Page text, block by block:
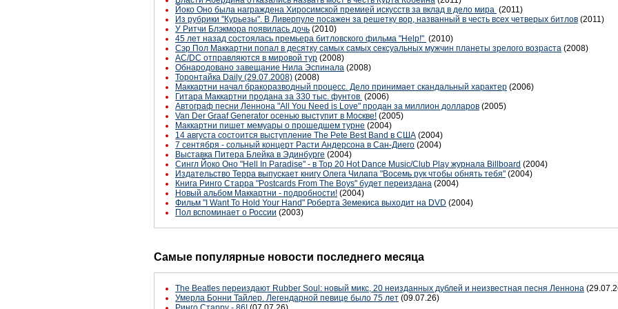
Йоко Оно была награждена Хиросимской премией искусств за вклад в дело мира (2011)
Из рубрики "Курьезы". В Ливерпуле посажен за решетку вор, названный в честь всех четверых битлов (2011)
У Ритчи Блэкмора появилась дочь (2010)
45 лет назад состоялась премьера битловского фильма "Help!" (2010)
Сэр Пол Маккартни попал в десятку самых самых сексуальных мужчин планеты зрелого возраста (2008)
AC/DC отправляются в мировой тур (2008)
Обнародовано завещание Нила Эспинала (2008)
Торонтайка Daily (29.07.2008) (2008)
Маккартни начал бракоразводный процесс. Дело принимает скандальный характер (2006)
Гитара Маккартни продана за 330 тыс. фунтов (2006)
Автограф песни Леннона "All You Need is Love" продан за миллион долларов (2005)
Van Der Graaf Generator осенью выступит в Москве! (2005)
Маккартни пишет мемуары о прошедшем турне (2004)
14 августа состоится выступление The Pete Best Band в США (2004)
7 сентября - сольный концерт Расти Андерсона в Сан-Диего (2004)
Выставка Питера Блейка в Эдинбурге (2004)
Сингл Йоко Оно "Hell In Paradise" - в Top 20 Hot Dance Music/Club Play журнала Billboard (2004)
Издательство Терра выпускает книгу Олега Чилапа "Восемь рук чтобы обнять тебя" (2004)
Книга Ринго Старра "Postcards From The Boys" будет переиздана (2004)
Новый альбом Маккартни - подробности! (2004)
Фильм "I Want To Hold Your Hand" Роберта Земекиса выходит на DVD (2004)
Пол вспоминает о России (2003)
Самые популярные новости последнего месяца
The Beatles переиздают Rubber Soul: новый микс, 20 неизданных дублей и неизвестная песня Леннона
Умерла Бонни Тайлер. Легендарной певице было 75 лет (09.07.26)